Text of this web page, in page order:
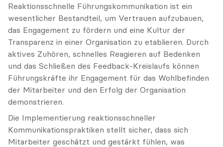
Reaktionsschnelle Führungskommunikation ist ein
wesentlicher Bestandteil, um Vertrauen aufzubauen,
das Engagement zu fördern und eine Kultur der
Transparenz in einer Organisation zu etablieren. Durch
aktives Zuhören, schnelles Reagieren auf Bedenken
und das Schließen des Feedback-Kreislaufs können
Führungskräfte ihr Engagement für das Wohlbefinden
der Mitarbeiter und den Erfolg der Organisation
demonstrieren.
Die Implementierung reaktionsschneller
Kommunikationspraktiken stellt sicher, dass sich
Mitarbeiter geschätzt und gestärkt fühlen, was